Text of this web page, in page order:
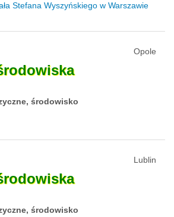
Stefana Wyszyńskiego w Warszawie
Opole
środowisko
Lublin
środowisko